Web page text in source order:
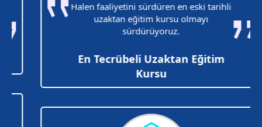
Halen faaliyetini sürdüren en eski tarihli
uzaktan eğitim kursu olmayı
sürdürüyoruz.
En Tecrübeli Uzaktan Eğitim
Kursu